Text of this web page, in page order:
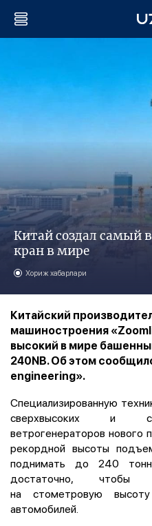
Китай создал самый
кран в мире
Хориж хабарлари
Китайский
машиностроения
высокий в мире
240NB. Об этом
engineering».
Специализированную
сверхвысоких и
ветрогенераторов нового
рекордной высоты
поднимать до 240 тонн
достаточно, чтобы
на стометровую
автомобилей.